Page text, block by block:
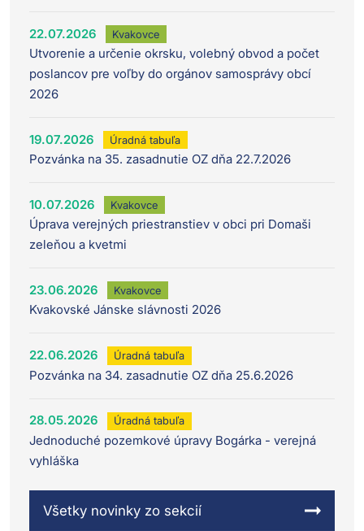
22.07.2026 Kvakovce
Utvorenie a určenie okrsku, volebný obvod a počet
poslancov pre voľby do orgánov samosprávy obcí
2026
19.07.2026 Úradná tabuľa
Pozvánka na 35. zasadnutie OZ dňa 22.7.2026
10.07.2026 Kvakovce
Úprava verejných priestranstiev v obci pri Domaši
zeleňou a kvetmi
23.06.2026 Kvakovce
Kvakovské Jánske slávnosti 2026
22.06.2026 Úradná tabuľa
Pozvánka na 34. zasadnutie OZ dňa 25.6.2026
28.05.2026 Úradná tabuľa
Jednoduché pozemkové úpravy Bogárka - verejná
vyhláška
Všetky novinky zo sekcií